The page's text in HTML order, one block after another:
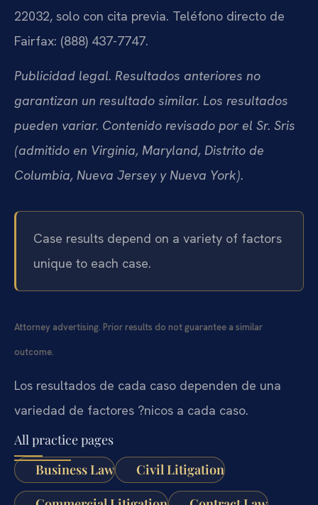
22032, solo con cita previa. Teléfono directo de
Fairfax: (888) 437-7747.
Publicidad legal. Resultados anteriores no
garantizan un resultado similar. Los resultados
pueden variar. Contenido revisado por el Sr. Sris
(admitido en Virginia, Maryland, Distrito de
Columbia, Nueva Jersey y Nueva York).
Case results depend on a variety of factors
unique to each case.
Attorney advertising. Prior results do not guarantee a similar
outcome.
Los resultados de cada caso dependen de una
variedad de factores ?nicos a cada caso.
All practice pages
Business Law
Civil Litigation